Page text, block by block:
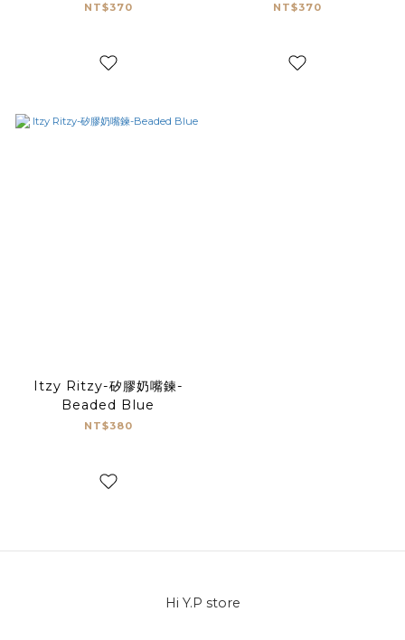
NT$370 NT$370
Itzy Ritzy-矽膠奶嘴鍊-
Beaded Blue
NT$380
Hi Y.P store